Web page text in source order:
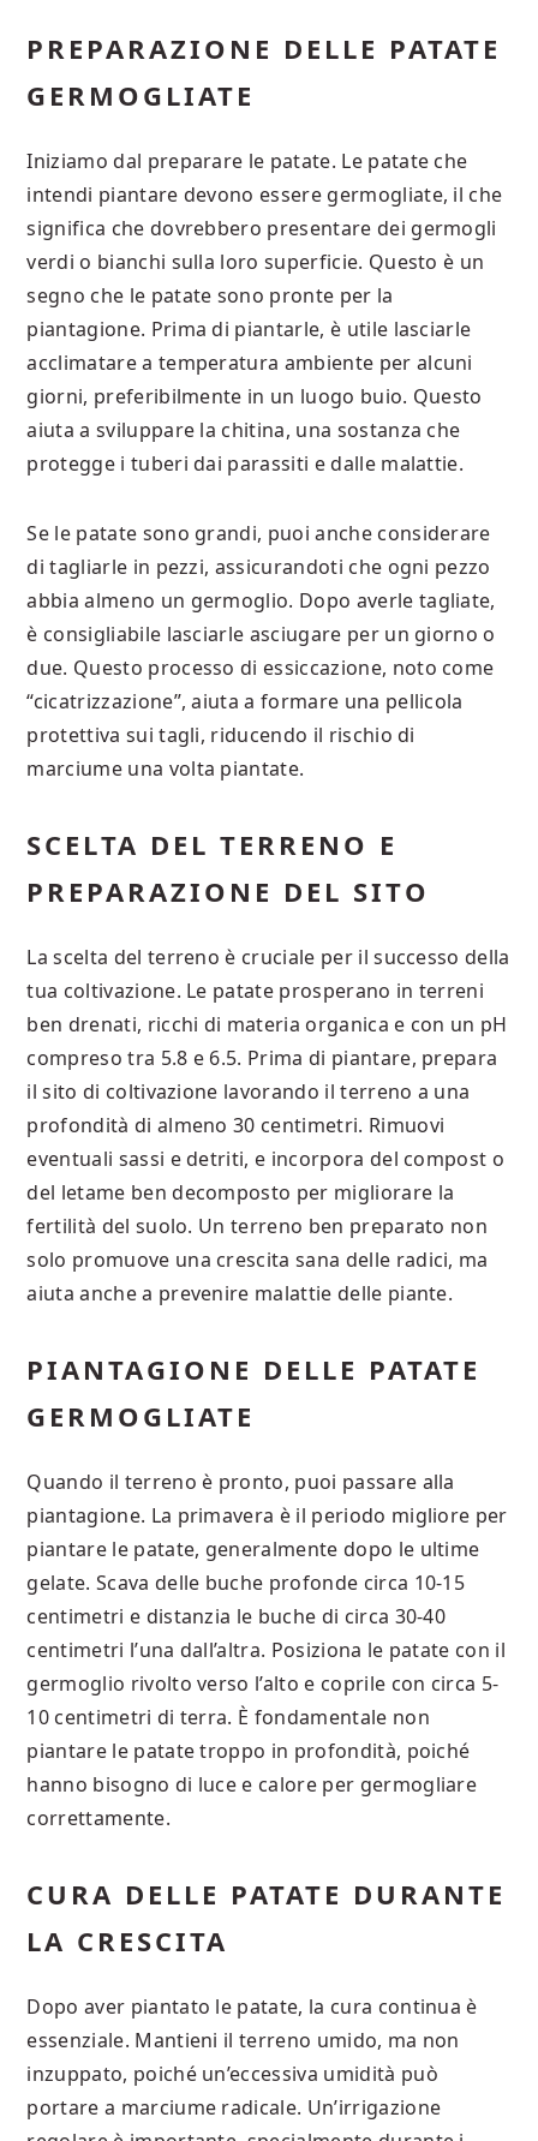
PREPARAZIONE DELLE PATATE
GERMOGLIATE
Iniziamo dal preparare le patate. Le patate che
intendi piantare devono essere germogliate, il che
significa che dovrebbero presentare dei germogli
verdi o bianchi sulla loro superficie. Questo è un
segno che le patate sono pronte per la
piantagione. Prima di piantarle, è utile lasciarle
acclimatare a temperatura ambiente per alcuni
giorni, preferibilmente in un luogo buio. Questo
aiuta a sviluppare la chitina, una sostanza che
protegge i tuberi dai parassiti e dalle malattie.
Se le patate sono grandi, puoi anche considerare
di tagliarle in pezzi, assicurandoti che ogni pezzo
abbia almeno un germoglio. Dopo averle tagliate,
è consigliabile lasciarle asciugare per un giorno o
due. Questo processo di essiccazione, noto come
“cicatrizzazione”, aiuta a formare una pellicola
protettiva sui tagli, riducendo il rischio di
marciume una volta piantate.
SCELTA DEL TERRENO E
PREPARAZIONE DEL SITO
La scelta del terreno è cruciale per il successo della
tua coltivazione. Le patate prosperano in terreni
ben drenati, ricchi di materia organica e con un pH
compreso tra 5.8 e 6.5. Prima di piantare, prepara
il sito di coltivazione lavorando il terreno a una
profondità di almeno 30 centimetri. Rimuovi
eventuali sassi e detriti, e incorpora del compost o
del letame ben decomposto per migliorare la
fertilità del suolo. Un terreno ben preparato non
solo promuove una crescita sana delle radici, ma
aiuta anche a prevenire malattie delle piante.
PIANTAGIONE DELLE PATATE
GERMOGLIATE
Quando il terreno è pronto, puoi passare alla
piantagione. La primavera è il periodo migliore per
piantare le patate, generalmente dopo le ultime
gelate. Scava delle buche profonde circa 10-15
centimetri e distanzia le buche di circa 30-40
centimetri l’una dall’altra. Posiziona le patate con il
germoglio rivolto verso l’alto e coprile con circa 5-
10 centimetri di terra. È fondamentale non
piantare le patate troppo in profondità, poiché
hanno bisogno di luce e calore per germogliare
correttamente.
CURA DELLE PATATE DURANTE
LA CRESCITA
Dopo aver piantato le patate, la cura continua è
essenziale. Mantieni il terreno umido, ma non
inzuppato, poiché un’eccessiva umidità può
portare a marciume radicale. Un’irrigazione